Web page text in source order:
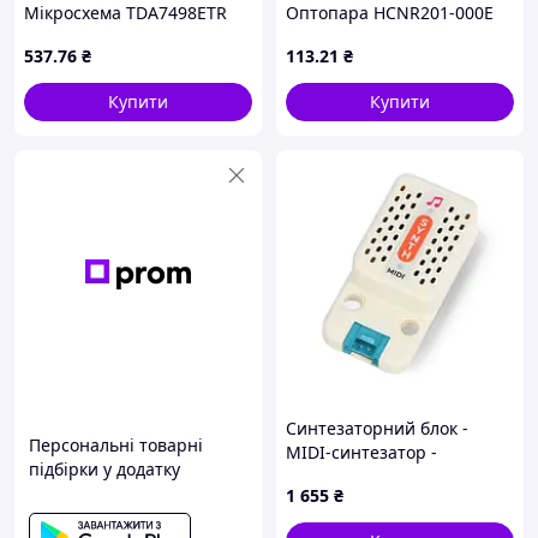
Мікросхема TDA7498ETR
537.76 ₴
Купити
Оптопара HCNR201-000E
113.21 ₴
Купити
Персональні товарні
підбірки у додатку
Синтезаторний блок -
MIDI-синтезатор -
розширення для модулів
розробки M5Stack -
1 655 ₴